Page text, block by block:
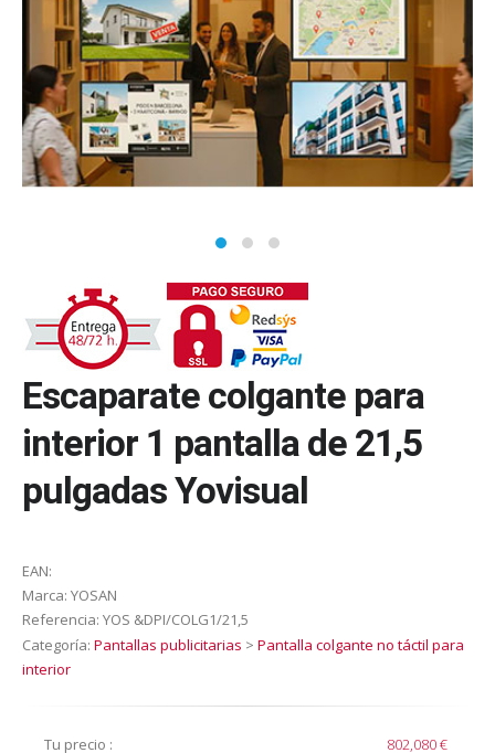
Escaparate colgante para
interior 1 pantalla de 21,5
pulgadas Yovisual
EAN:
Marca: YOSAN
Referencia: YOS &DPI/COLG1/21,5
Categoría: Pantallas publicitarias > Pantalla colgante no táctil para
interior
Tu precio :
802,080 €